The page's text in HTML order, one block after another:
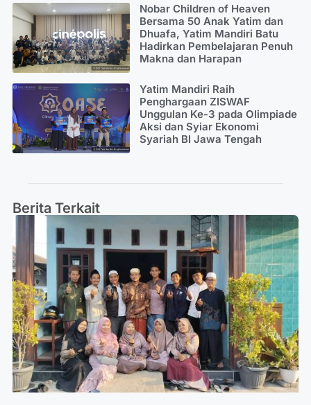
Nobar Children of Heaven
Bersama 50 Anak Yatim dan
Dhuafa, Yatim Mandiri Batu
Hadirkan Pembelajaran Penuh
Makna dan Harapan
Yatim Mandiri Raih
Penghargaan ZISWAF
Unggulan Ke-3 pada Olimpiade
Aksi dan Syiar Ekonomi
Syariah BI Jawa Tengah
Berita Terkait